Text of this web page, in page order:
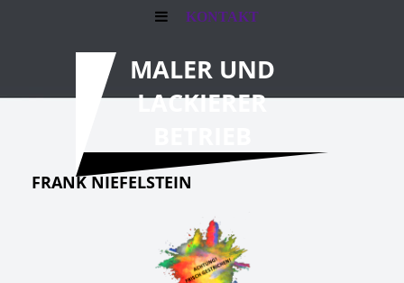
KONTAKT
MALER UND
LACKIERER
FRANK NIEFELSTEIN